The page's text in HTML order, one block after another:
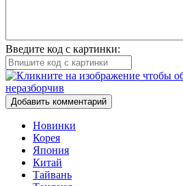
Введите код с картинки:
Добавить комментарий
Новинки
Корея
Япония
Китай
Тайвань